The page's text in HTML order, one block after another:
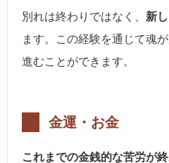
別れは終わりではなく、 新
ます。この経験を通じて魂
進むことができます。
金運・お金
これまでの金銭的な苦労が